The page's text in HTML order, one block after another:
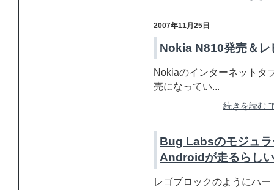
2007年11月25日
Nokia N810発売＆レ
Nokiaのインターネットタ
売になってい...
続きを読む
Bug Labsのモジュ
Androidが走るらしい
レゴブロックのようにハ